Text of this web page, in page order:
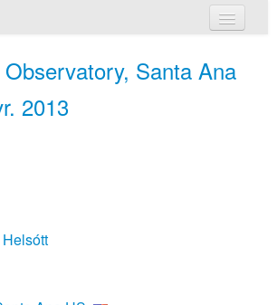
Santa Ana
2013
Helsótt